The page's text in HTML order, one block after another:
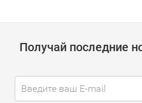
Получай последние